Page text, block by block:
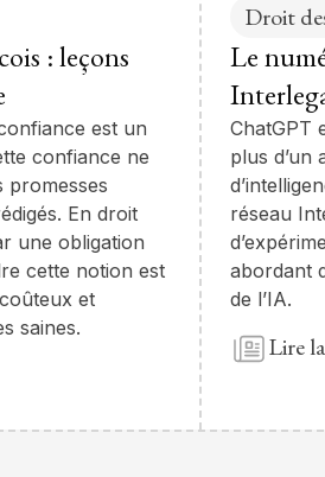
: leçons
est un
confiance ne
promesses
En droit
une obligation
cette notion est
et
saines.
Droit
Le
ChatGPT
plus d’un
réseau
abordant
de l’IA.
Lire